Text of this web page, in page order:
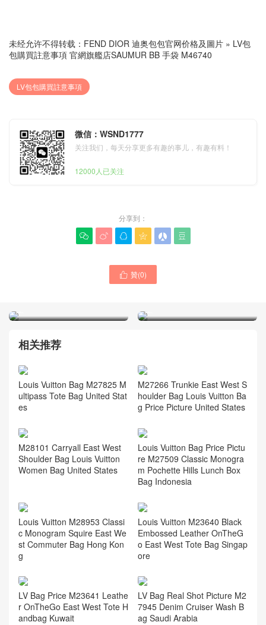
未经允许不得转载： FEND DIOR 迪奥包包官网价格及圖片 » LV包
包購買註意事項 官網旗艦店SAUMUR BB 手袋 M46740
LV包包購買註意事項
微信：WSND1777
关注我们，每天分享更多有趣的事儿，有趣有料！
12000人已关注
分享到：
     
 贊(0)
LV DISCOVERY 小號雙肩包
全
LV包包有哪些經典款 LV路易
全
相关推荐
Louis Vuitton Bag M27825 M
ultipass Tote Bag United Stat
es
M27266 Trunkie East West S
houlder Bag Louis Vuitton Ba
g Price Picture United States
M28101 Carryall East West
Shoulder Bag Louis Vuitton
Women Bag United States
Louis Vuitton Bag Price Pictu
re M27509 Classic Monogra
m Pochette Hills Lunch Box
Bag Indonesia
Louis Vuitton M28953 Classi
c Monogram Squire East We
st Commuter Bag Hong Kon
g
Louis Vuitton M23640 Black
Embossed Leather OnTheG
o East West Tote Bag Singap
ore
LV Bag Price M23641 Leathe
r OnTheGo East West Tote H
andbag Kuwait
LV Bag Real Shot Picture M2
7945 Denim Cruiser Wash B
ag Saudi Arabia